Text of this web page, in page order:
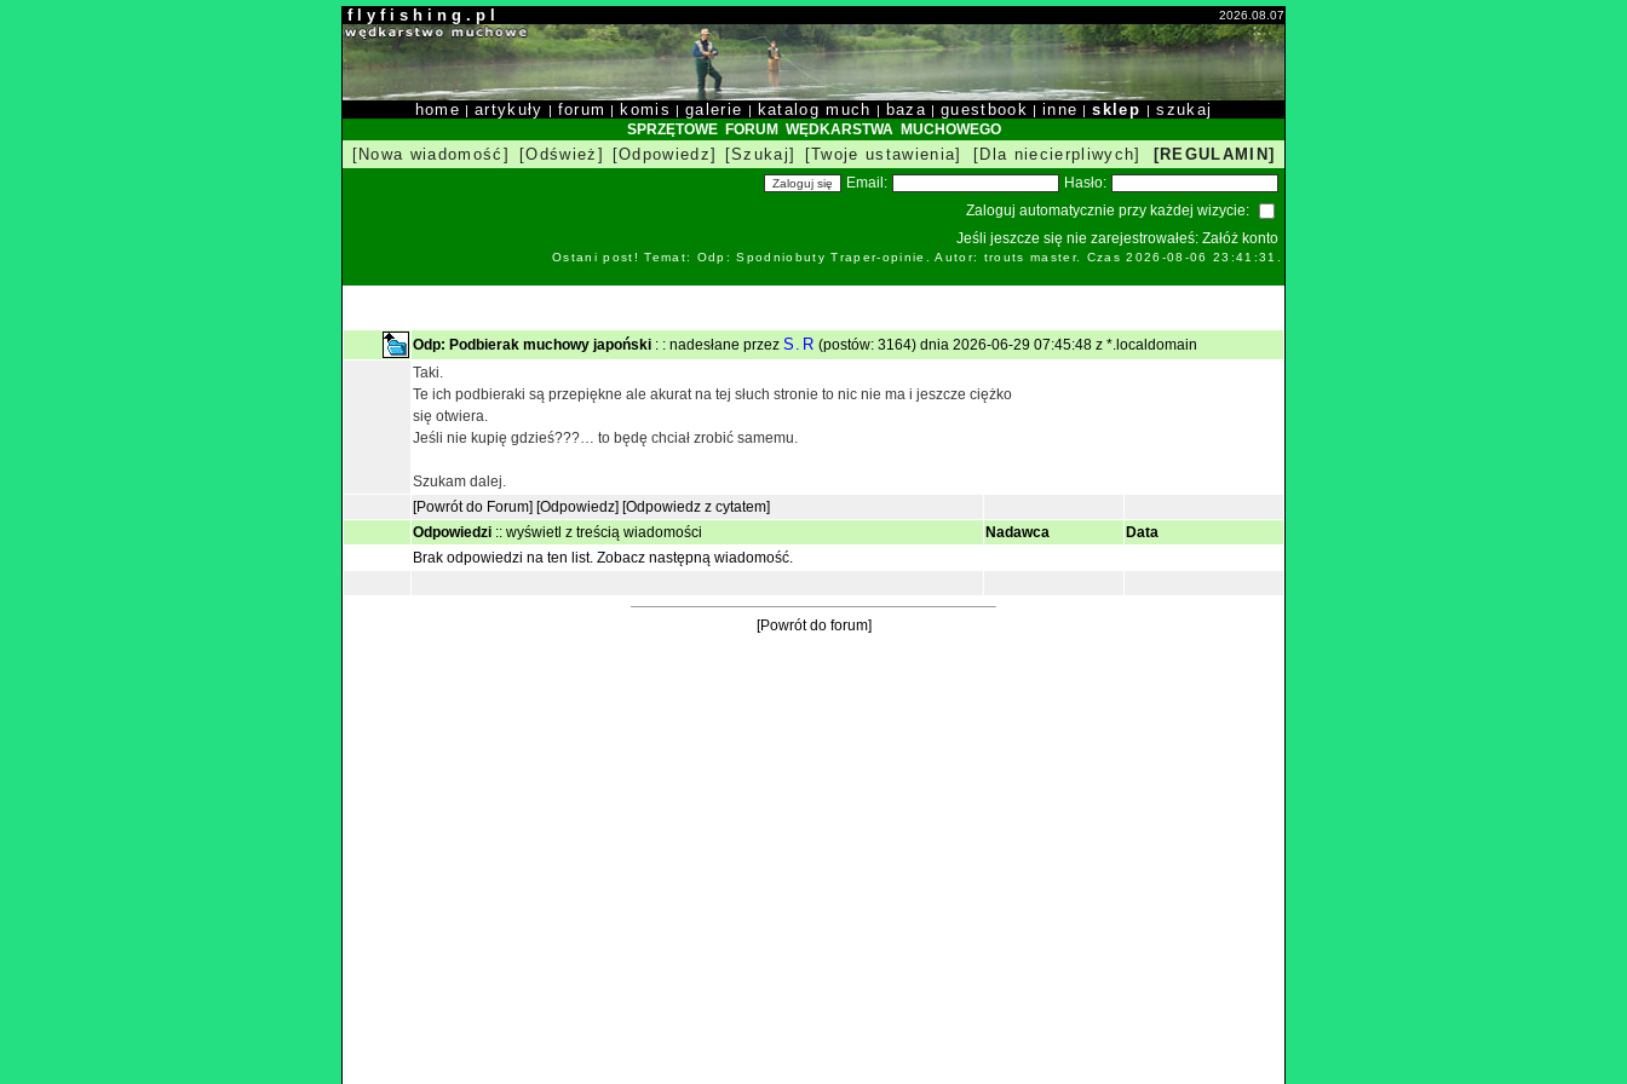
f l y f i s h i n g . p l 2026.08.07
home |artykuły | forum | komis |galerie | katalog much | baza | guestbook | inne |sklep |szukaj
SPRZĘTOWE FORUM WĘDKARSTWA MUCHOWEGO
[Nowa wiadomość] [Odśwież] [Odpowiedz] [Szukaj] [Twoje ustawienia] [Dla niecierpliwych] [REGULAMIN]
Email:
Hasło:
Zaloguj automatycznie przy każdej wizycie:
Jeśli jeszcze się nie zarejestrowałeś: Załóż konto
Ostani post! Temat: Odp: Spodniobuty Traper-opinie. Autor: trouts master. Czas 2026-08-06 23:41:31.
Odp: Podbierak muchowy japoński : : nadesłane przez S.R (postów: 3164) dnia 2026-06-29 07:45:48 z *.localdomain
Taki.
Te ich podbieraki są przepiękne ale akurat na tej słuch stronie to nic nie ma i jeszcze ciężko
się otwiera.
Jeśli nie kupię gdzieś???… to będę chciał zrobić samemu.
Szukam dalej.
[Powrót do Forum] [Odpowiedz] [Odpowiedz z cytatem]
Odpowiedzi :: wyświetl z treścią wiadomości Nadawca
Data
Brak odpowiedzi na ten list. Zobacz następną wiadomość.
[Powrót do forum]